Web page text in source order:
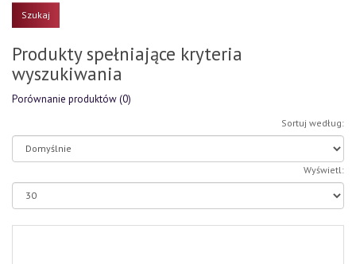
Produkty spełniające kryteria
wyszukiwania
Porównanie produktów (0)
Sortuj według:
Wyświetl: